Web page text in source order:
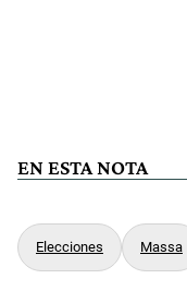
EN ESTA NOTA
Elecciones Massa